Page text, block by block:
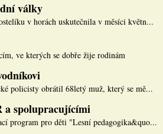
války
v horách uskutečnila v měsíci květn...
ve kterých se dobře žije rodinám
policisty obrátil 68letý muž, který se mě...
a spolupracujícími
program pro děti "Lesní pedagogika&quo...